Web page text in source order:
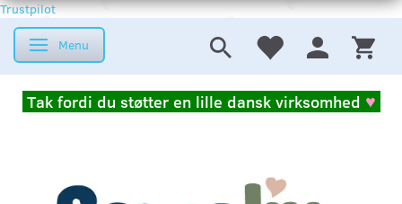
Trustpilot
Skifte navigation
Menu
Tak fordi du støtter en lille dansk virksomhed ♥